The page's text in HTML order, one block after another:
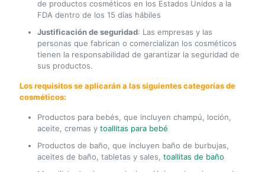
de productos cosméticos en los Estados Unidos a la
FDA dentro de los 15 días hábiles
Justificación de seguridad: Las empresas y las
personas que fabrican o comercializan los cosméticos
tienen la responsabilidad de garantizar la seguridad de
sus productos.
Los requisitos se aplicarán a las siguientes categorías de
cosméticos:
Productos para bebés, que incluyen champú, loción,
aceite, cremas y toallitas para bebé
Productos de baño, que incluyen baño de burbujas,
aceites de baño, tabletas y sales, toallitas de baño